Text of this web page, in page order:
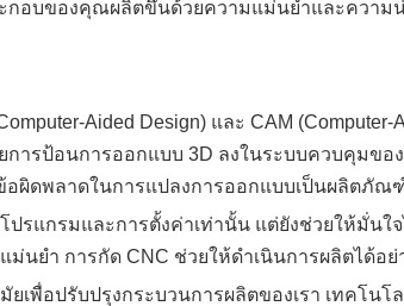
กอบของคุณผลิตขึ้นด้วยความแม่นยำและความ
Aided Design) และ CAM
รป้อนการออกแบบ 3D ลงในระบบควบคุมขอ
อผิดพลาดในการแปลงการออกแบบเป็นผลิตภัณ
ปรแกรมและการตั้งค่าเท่านั้น แต่ยังช่วยให้มั่
นยำ การกัด CNC ช่วยให้ดำเนินการผลิตได้
ยเพื่อปรับปรุงกระบวนการผลิตของเรา เทค